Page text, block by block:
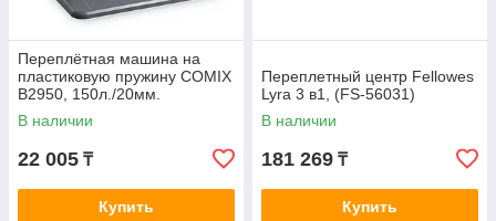
Переплётная машина на
пластиковую пружину COMIX
B2950, 150л./20мм.
В наличии
22 005 ₸
Купить
Переплетный центр Fellowes
Lyra 3 в1, (FS-56031)
В наличии
181 269 ₸
Купить